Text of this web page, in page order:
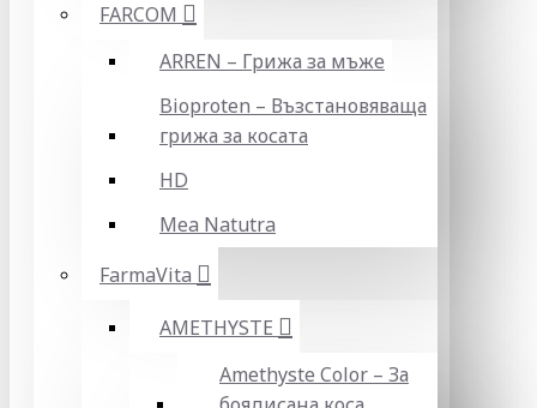
FARCOM
ARREN – Грижа за мъже
Bioproten – Възстановяваща
грижа за косата
HD
Mea Natutra
FarmaVita
AMETHYSTE
Amethyste Color – За